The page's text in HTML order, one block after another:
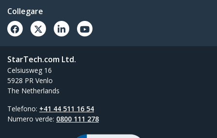
Collegare
StarTech.com Ltd.
Celsiusweg 16
5928 PR Venlo
The Netherlands
Telefono: +41 44 511 16 54
Numero verde: 0800 111 278